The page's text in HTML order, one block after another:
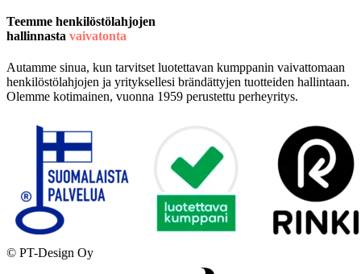
Teemme henkilöstölahjojen
hallinnasta vaivatonta
Autamme sinua, kun tarvitset luotettavan kumppanin vaivattomaan
henkilöstölahjojen ja yrityksellesi brändättyjen tuotteiden hallintaan.
Olemme kotimainen, vuonna 1959 perustettu perheyritys.
© PT-Design Oy